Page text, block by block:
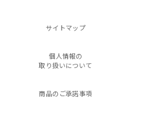
サイトマップ
個人情報の
取り扱いについて
商品のご承諾事項